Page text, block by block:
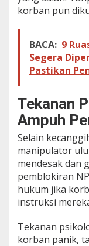
korban pun
BACA: 9
Segera
Pastikan
Tekanan
Ampuh
Selain
manipulator
mendesak dan
pemblokiran
hukum jika
instruksi
Tekanan
korban panik,